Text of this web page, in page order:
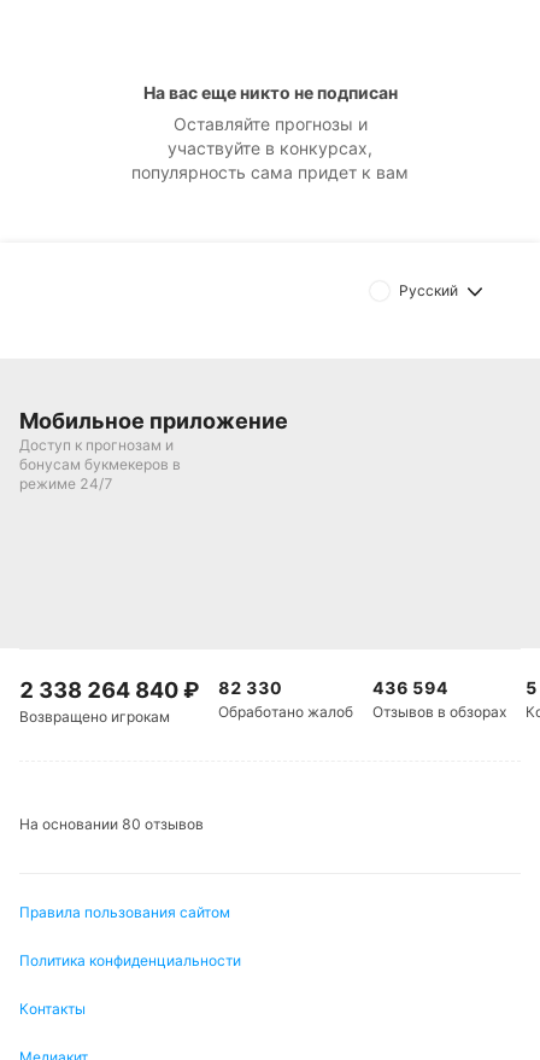
На вас еще никто не подписан
Оставляйте прогнозы и
участвуйте в конкурсах,
популярность сама придет к вам
Русский
Мобильное приложение
Доступ к прогнозам и
бонусам букмекеров в
режиме 24/7
2 338 264 840₽
Возвращено игрокам
82 330
Обработано жалоб
436 594
Отзывов в обзорах
На основании 80 отзывов
Правила пользования сайтом
Политика конфиденциальности
Контакты